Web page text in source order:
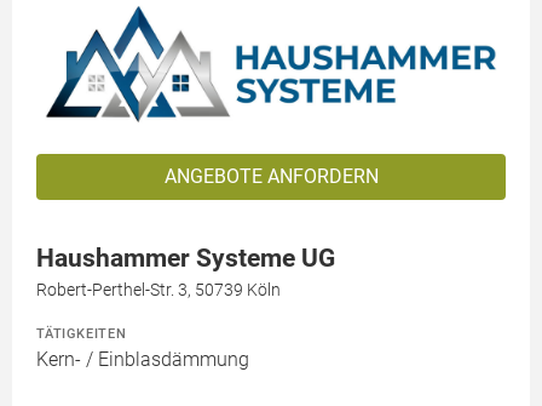
ANGEBOTE ANFORDERN
Haushammer Systeme UG
Robert-Perthel-Str. 3, 50739 Köln
TÄTIGKEITEN
Kern- / Einblasdämmung